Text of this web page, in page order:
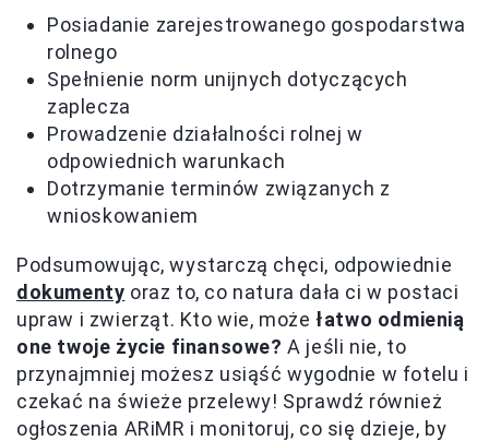
Posiadanie zarejestrowanego gospodarstwa
rolnego
Spełnienie norm unijnych dotyczących
zaplecza
Prowadzenie działalności rolnej w
odpowiednich warunkach
Dotrzymanie terminów związanych z
wnioskowaniem
Podsumowując, wystarczą chęci, odpowiednie
dokumenty oraz to, co natura dała ci w postaci
upraw i zwierząt. Kto wie, możełatwo odmienią
one twoje życie finansowe? A jeśli nie, to
przynajmniej możesz usiąść wygodnie w fotelu i
czekać na świeże przelewy! Sprawdź również
ogłoszenia ARiMR i monitoruj, co się dzieje, by